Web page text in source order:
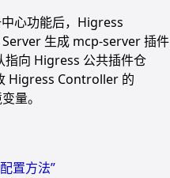
心功能后，Higress
生成 mcp-server 插件
指向 Higress 公共插件仓
Higress Controller 的
量。
置方法”